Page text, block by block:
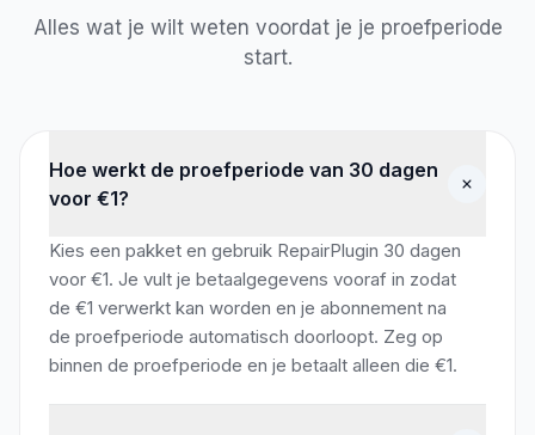
Alles wat je wilt weten voordat je je proefperiode
start.
Hoe werkt de proefperiode van 30 dagen
voor €1?
Kies een pakket en gebruik RepairPlugin 30 dagen
voor €1. Je vult je betaalgegevens vooraf in zodat
de €1 verwerkt kan worden en je abonnement na
de proefperiode automatisch doorloopt. Zeg op
binnen de proefperiode en je betaalt alleen die €1.